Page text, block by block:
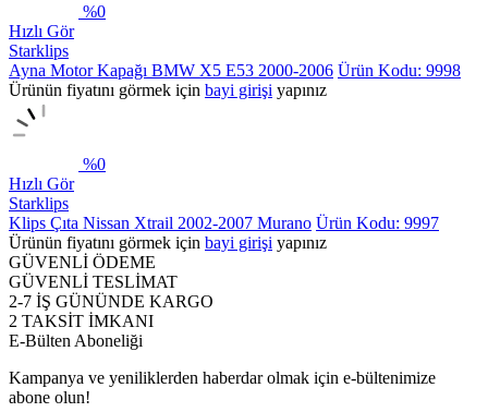
%0
Hızlı Gör
Starklips
Ayna Motor Kapağı BMW X5 E53 2000-2006 Ürün Kodu: 9998
Ürünün fiyatını görmek için bayi girişi yapınız
%0
Hızlı Gör
Starklips
Klips Çıta Nissan Xtrail 2002-2007 Murano Ürün Kodu: 9997
Ürünün fiyatını görmek için bayi girişi yapınız
GÜVENLİ ÖDEME
GÜVENLİ TESLİMAT
2-7 İŞ GÜNÜNDE KARGO
2 TAKSİT İMKANI
E-Bülten Aboneliği
Kampanya ve yeniliklerden haberdar olmak için e-bültenimize
abone olun!